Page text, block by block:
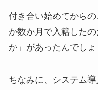
付き合い始めてから
か数か月で入籍した
か」があったんでしょ
ちなみに、システム